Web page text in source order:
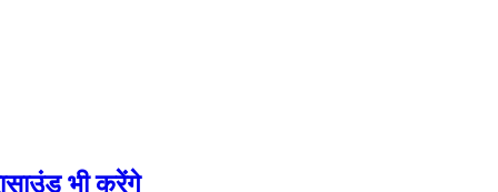
भी करेंगे